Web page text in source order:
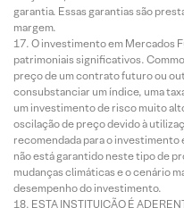
garantia. Essas garantias são
margem.
O investimento em Mercados
patrimoniais significativos.
preço de um contrato futuro ou
consubstanciar um índice, uma
um investimento de risco muito
oscilação de preço devido à
recomendada para o
não está garantido neste tipo de
mudanças climáticas e o cenário
desempenho do investimento.
ESTA INSTITUIÇÃO É